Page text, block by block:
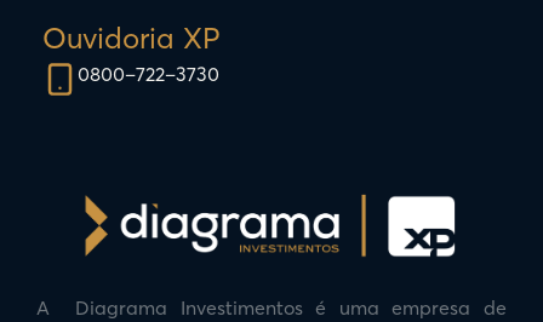
Ouvidoria XP
0800–722–3730
A Diagrama Investimentos é uma empresa de